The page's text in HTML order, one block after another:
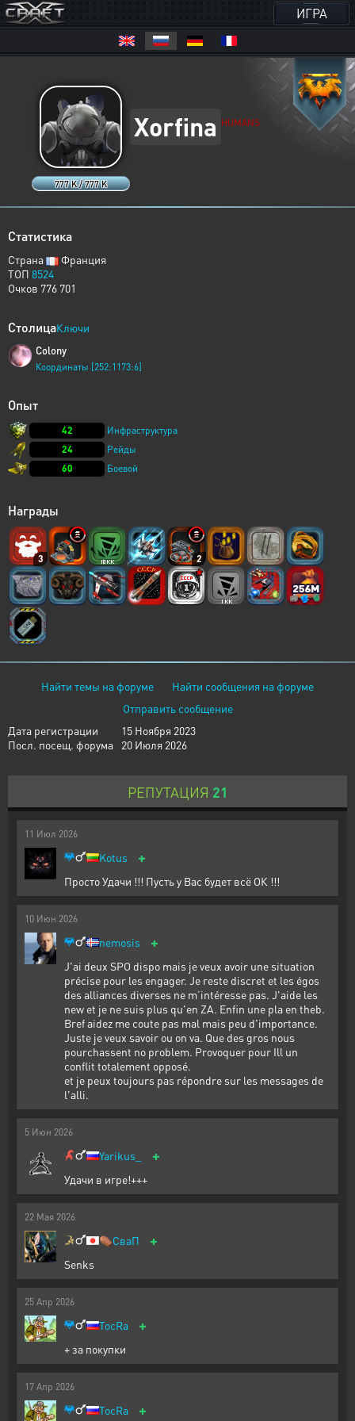
ИГРА
777 K / 777 K
Xorfina HUMANS
Статистика
Страна
Франция
ТОП 8524
Очков 776 701
СтолицаКлючи
Colony
Координаты [252:1173:6]
Опыт
42
Инфраструктура
24
Рейды
60
Боевой
Награды
3 2
Найти темы на форуме
Найти сообщения на форуме
Отправить сообщение
Дата регистрации
15 Ноября 2023
Посл. посещ. форума
20 Июля 2026
РЕПУТАЦИЯ 21
11 Июл 2026
Kotus +
Просто Удачи !!! Пусть у Вас будет всё ОК !!!
10 Июн 2026
nemosis +
J'ai deux SPO dispo mais je veux avoir une situation
précise pour les engager. Je reste discret et les égos
des alliances diverses ne m’intéresse pas. J'aide les
new et je ne suis plus qu'en ZA. Enfin une pla en theb.
Bref aidez me coute pas mal mais peu d'importance.
Juste je veux savoir ou on va. Que des gros nous
pourchassent no problem. Provoquer pour Ill un
conflit totalement opposé.
et je peux toujours pas répondre sur les messages de
l'alli.
5 Июн 2026
Yarikus_ +
Удачи в игре!+++
22 Мая 2026
⚰️СваП +
Senks
25 Апр 2026
TocRa +
+ за покупки
17 Апр 2026
TocRa +